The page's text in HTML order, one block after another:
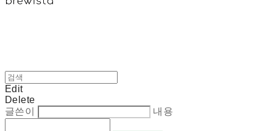
Edit
Delete
글쓴이
내용